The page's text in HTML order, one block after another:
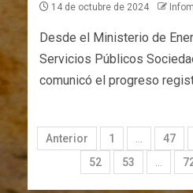
14 de octubre de 2024
Desde el Ministerio de
Servicios Públicos
comunicó el progreso
Anterior 1 47
52
53